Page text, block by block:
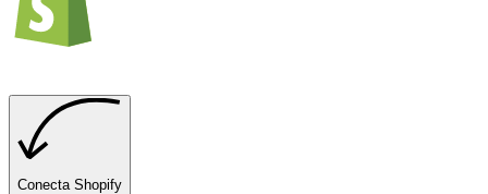
Conecta Shopify